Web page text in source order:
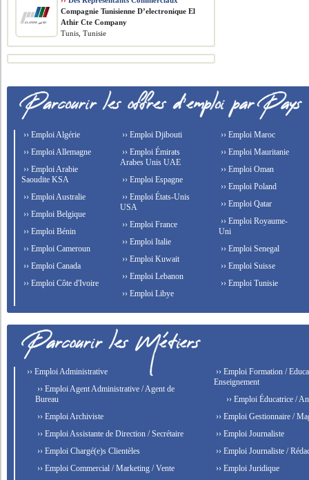
Compagnie Tunisienne D’electronique El
Athir Cte Company
Tunis, Tunisie
›› Emploi Algérie
›› Emploi Allemagne
›› Emploi Arabie
Saoudite KSA
›› Emploi Australie
›› Emploi Belgique
›› Emploi Bénin
›› Emploi Cameroun
›› Emploi Canada
›› Emploi Côte d'Ivoire
›› Emploi Djibouti
›› Emploi Émirats
Arabes Unis UAE
›› Emploi Espagne
›› Emploi États-Unis
USA
›› Emploi France
›› Emploi Italie
›› Emploi Kuwait
›› Emploi Lebanon
›› Emploi Libye
›› Emploi Maroc
›› Emploi Mauritanie
›› Emploi Oman
›› Emploi Poland
›› Emploi Qatar
›› Emploi Royaume-
Uni
›› Emploi Senegal
›› Emploi Suisse
›› Emploi Tunisie
›› Emploi Administrative
›› Emploi Agent Administrative / Agent de
Bureau
›› Emploi Archiviste
›› Emploi Assistante de Direction / Secrétaire
›› Emploi Chargé(e)s Clientèles
›› Emploi Commercial / Marketing / Vente
›› Emploi Formation /
Enseignement
›› Emploi Éducatrice /
›› Emploi Gestionnaire /
›› Emploi Journaliste
›› Emploi Journaliste /
›› Emploi Juridique